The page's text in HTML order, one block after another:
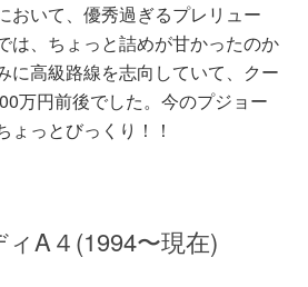
おいて、優秀過ぎるプレリュー
は、ちょっと詰めが甘かったのか
に高級路線を志向していて、クー
万円前後でした。今のプジョー
ょっとびっくり！！
A４(1994〜現在)